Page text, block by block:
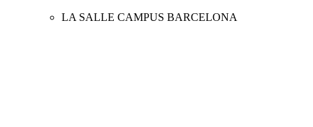
LA SALLE CAMPUS BARCELONA